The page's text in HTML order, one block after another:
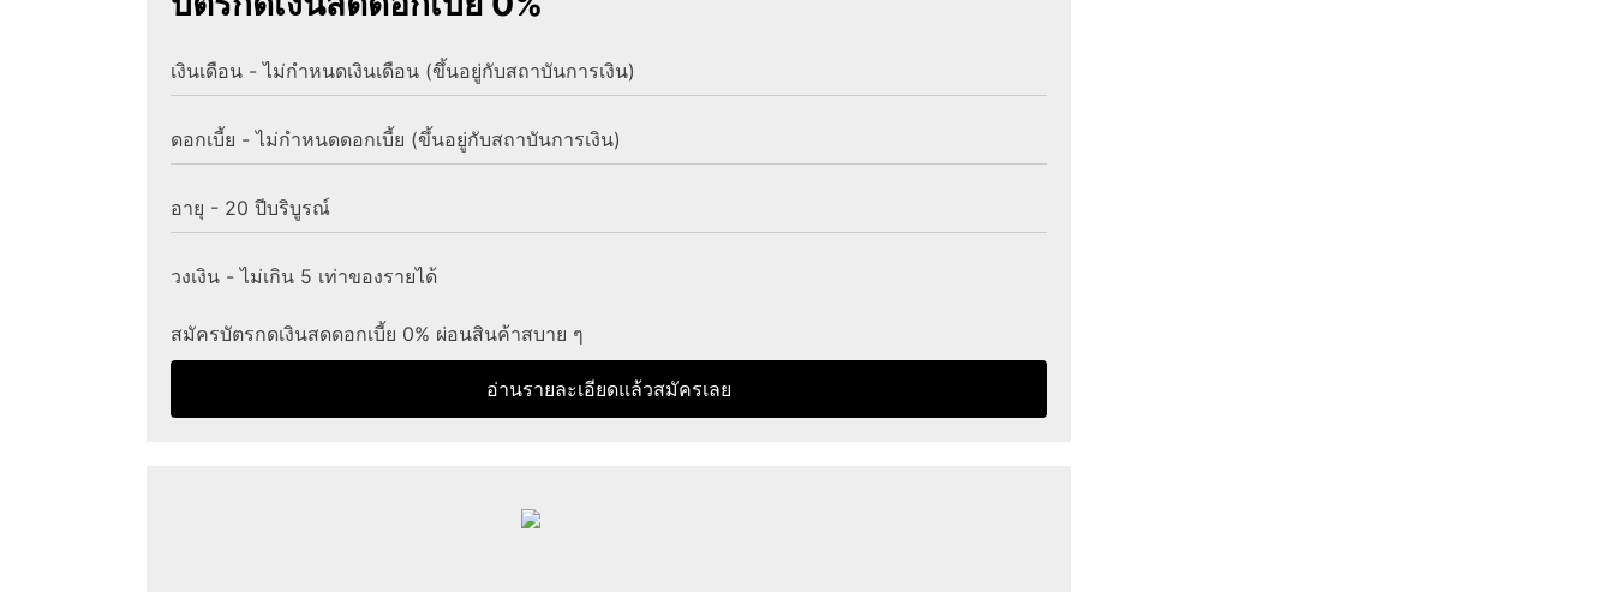
เงินเดือน - ไม่กำหนดเงินเดือน (ขึ้นอยู่กับสถาบันการเงิน)
ดอกเบี้ย - ไม่กำหนดดอกเบี้ย (ขึ้นอยู่กับสถาบันการเงิน)
อายุ - 20 ปีบริบูรณ์
วงเงิน - ไม่เกิน 5 เท่าของรายได้
สมัครบัตรกดเงินสดดอกเบี้ย 0% ผ่อนสินค้าสบาย ๆ
อ่านรายละเอียดแล้วสมัครเลย